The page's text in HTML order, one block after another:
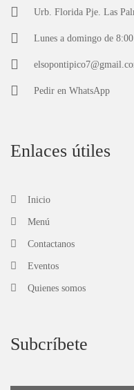
Urb. Florida Pje. Las
Lunes a domingo de
Pedir en WhatsApp
Enlaces útiles
Inicio
Menú
Contactanos
Eventos
Quienes somos
Subcríbete